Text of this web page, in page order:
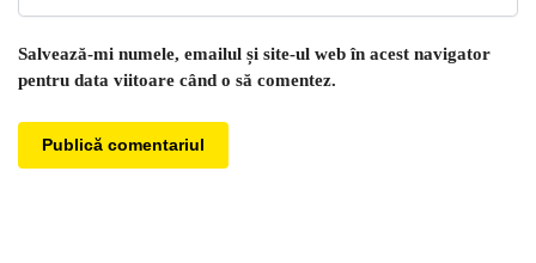
Salvează-mi numele, emailul și site-ul web în acest navigator
pentru data viitoare când o să comentez.